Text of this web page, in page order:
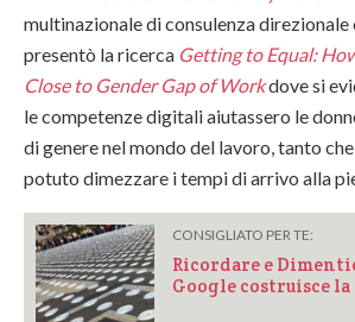
multinazionale di consulenza direzionale
presentò la ricerca Getting to Equal:
Close to Gender Gap of Workdove si
le competenze digitali aiutassero le
di genere nel mondo del lavoro, tanto
potuto dimezzare i tempi di arrivo alla
CONSIGLIATO PER TE:
Ricordare e
Google costruisce